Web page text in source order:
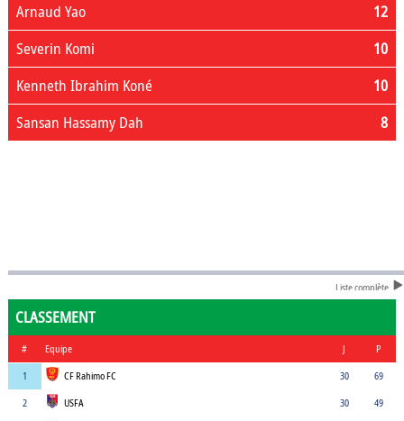
12
Arnaud Yao
10
Severin Komi
10
Kenneth Ibrahim Koné
8
Sansan Hassamy Dah
Liste complète
CLASSEMENT
# Equipe J
P
1
CF Rahimo FC 30
69
2
USFA 30
49